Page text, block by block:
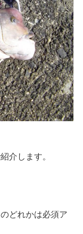
介します。
どれかは必須ア